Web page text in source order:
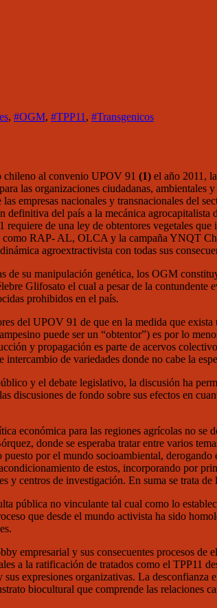
, #OGM, #TPP11 , #Transgenicos
chileno al convenio UPOV 91 (1) el año 2011,
las organizaciones ciudadanas,
empresas nacionales y transnacionales del
del país a la mecánica
de una ley de obtentores vegetales
como RAP- AL, OLCA y la campaña YNQT
agroextractivista con todas sus
de su manipulación genética, los OGM
Glifosato el cual a pesar de la
prohibidos en el país.
del UPOV 91 de que en la medida que
puede ser un “obtentor”) es por lo
y propagación es parte de acervos
intercambio de variedades donde no cabe la
y el debate legislativo, la discusión ha
discusiones de fondo sobre sus efectos en
económica para las regiones agrícolas no se
donde se esperaba tratar entre varios
puesto por el mundo socioambiental,
de estos, incorporando por
y centros de investigación. En suma se trata
pública no vinculante tal cual como lo
que desde el mundo activista ha sido
empresarial y sus consecuentes procesos
a la ratificación de tratados como el TPP11
expresiones organizativas. La
biocultural que comprende las relaciones